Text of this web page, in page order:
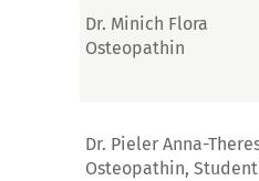
Dr. Minich Flora
Osteopathin
Dr. Pieler Anna-
Osteopathin,